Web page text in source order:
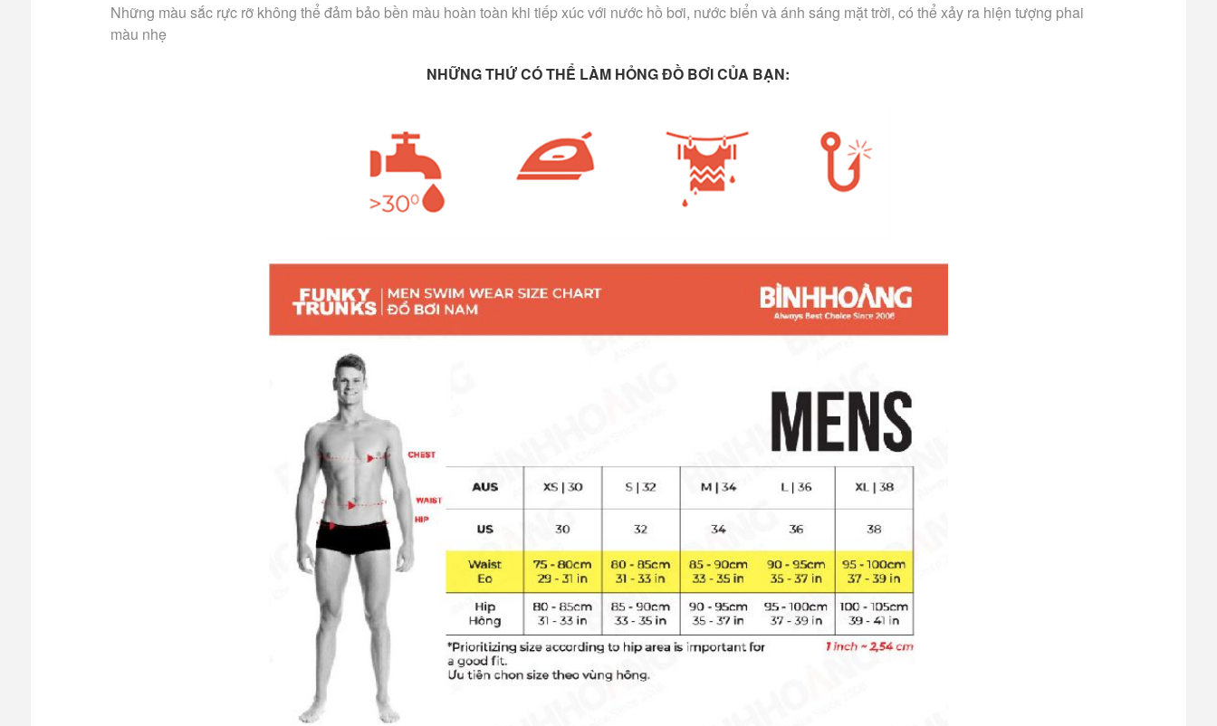
Những màu sắc rực rỡ không thể đảm bảo bền màu hoàn toàn khi tiếp xúc với nước hồ bơi, nước biển và ánh sáng mặt trời, có thể xảy ra hiện tượng phai
màu nhẹ
NHỮNG THỨ CÓ THỂ LÀM HỎNG ĐỒ BƠI CỦA BẠN: